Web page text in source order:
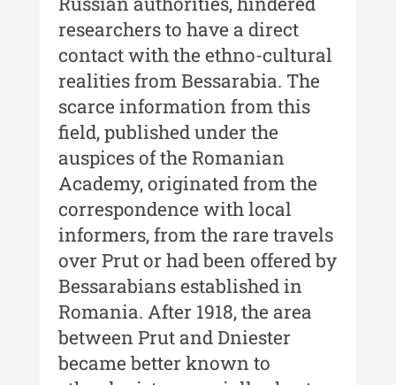
Anuarul Muzeului Etnografic al
Moldovei - XXII / 2022
Anuarul Muzeului Etnografic al
Moldovei - XXI / 2021
Anuarul Muzeului Etnografic al
Moldovei - XX / 2020
Indexul Complet
Buletinul Muzeului Științei și
Tehnicii ”Ștefan Procopiu”
Buletinul Muzeului Științei și
Tehnicii ”Ștefan Procopiu” - An
XV / Nr. 15 / 2021
researchers to have a direct
contact with the ethno-cultural
realities from Bessarabia. The
scarce information from this
field, published under the
auspices of the Romanian
Academy, originated from the
correspondence with local
informers, from the rare travels
over Prut or had been offered by
Bessarabians established in
Romania. After 1918, the area
between Prut and Dniester
became better known to